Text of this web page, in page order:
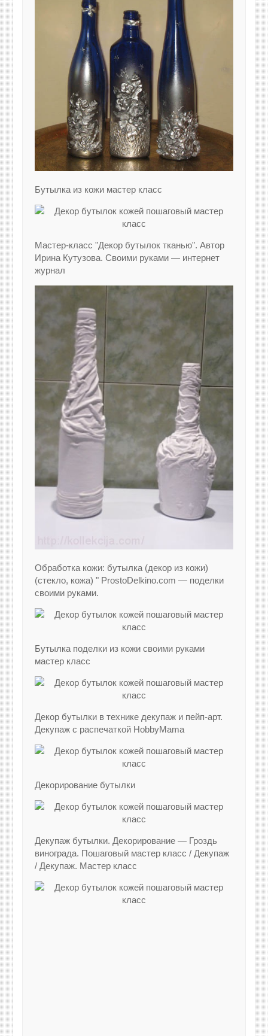
Бутылка из кожи мастер класс
Мастер-класс "Декор бутылок тканью". Автор
Ирина Кутузова. Своими руками — интернет
журнал
Обработка кожи: бутылка (декор из кожи)
(стекло, кожа) " ProstoDelkino.com — поделки
своими руками.
Бутылка поделки из кожи своими руками
мастер класс
Декор бутылки в технике декупаж и пейп-арт.
Декупаж с распечаткой HobbyMama
Декорирование бутылки
Декупаж бутылки. Декорирование — Гроздь
винограда. Пошаговый мастер класс / Декупаж
/ Декупаж. Мастер класс